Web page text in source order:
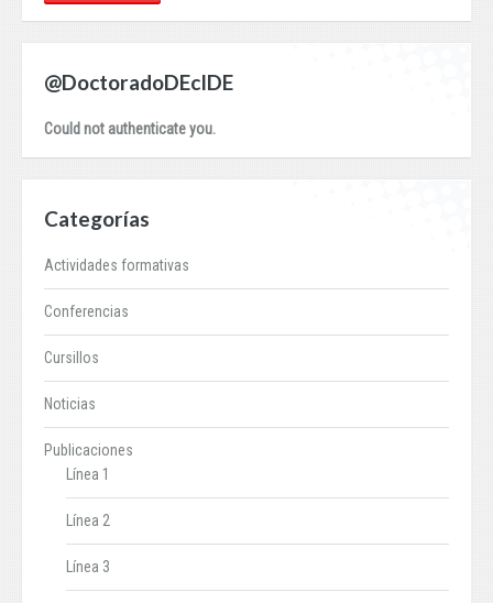
@DoctoradoDEcIDE
Could not authenticate you.
Categorías
Actividades formativas
Conferencias
Cursillos
Noticias
Publicaciones
Línea 1
Línea 2
Línea 3